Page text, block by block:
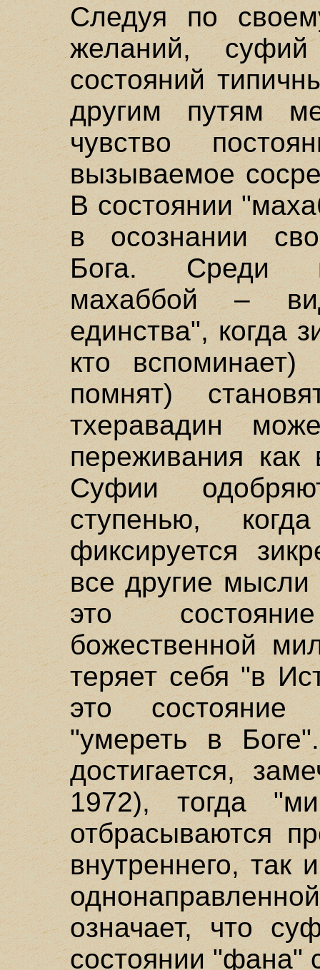
Следуя по
желаний,
состояний
другим путям
чувство
вызываемое
В состоянии
в осознании
Бога. Среди
махаббой –
единства", когда
кто
помнят)
тхеравадин
переживания
Суфии
ступенью,
фиксируется
все другие
это
божественной
теряет себя "в
это
"умереть в
достигается,
1972), тогда
отбрасываются
внутреннего, так
означает, что
состоянии "фана"